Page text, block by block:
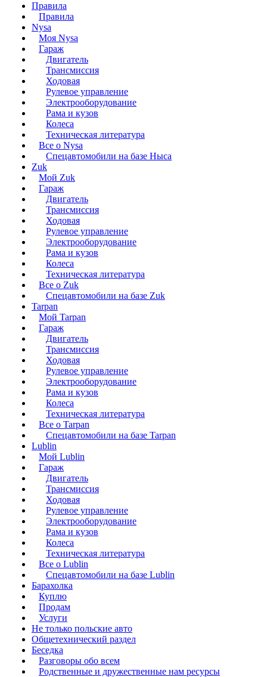
Правила
Правила
Nysa
Моя Nysa
Гараж
Двигатель
Трансмиссия
Ходовая
Рулевое управление
Электрооборудование
Рама и кузов
Колеса
Техническая литература
Все о Nysa
Спецавтомобили на базе Ныса
Zuk
Мой Zuk
Гараж
Двигатель
Трансмиссия
Ходовая
Рулевое управление
Электрооборудование
Рама и кузов
Колеса
Техническая литература
Все о Zuk
Спецавтомобили на базе Zuk
Tarpan
Мой Tarpan
Гараж
Двигатель
Трансмиссия
Ходовая
Рулевое управление
Электрооборудование
Рама и кузов
Колеса
Техническая литература
Все о Tarpan
Спецавтомобили на базе Tarpan
Lublin
Мой Lublin
Гараж
Двигатель
Трансмиссия
Ходовая
Рулевое управление
Электрооборудование
Рама и кузов
Колеса
Техническая литература
Все о Lublin
Спецавтомобили на базе Lublin
Барахолка
Куплю
Продам
Услуги
Не только польские авто
Общетехнический раздел
Беседка
Разговоры обо всем
Родственные и дружественные нам ресурсы